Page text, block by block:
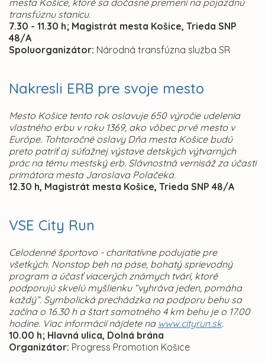
mesta Košice, ktoré sa dočasne premení na pojazdnú
transfúznu stanicu.
7.30 - 11.30 h; Magistrát mesta Košice, Trieda SNP
48/A
Spoluorganizátor: Národná transfúzna služba SR
Nakresli ERB pre svoje mesto
Mesto Košice tento rok oslavuje 650 výročie udelenia
vlastného erbu v roku 1369, ako vôbec prvé mesto v
Európe. Tohtoročné oslavy Dňa mesta Košice budú
preto patriť aj súťažnej výstave detských výtvarných
prác na tému mestský erb. Slávnostná vernisáž za účasti
primátora mesta Jaroslava Polačeka.
12.30 h, Magistrát mesta Košice, Trieda SNP 48/A
VSE City Run
Celodenné športovo - charitatívne podujatie pre
všetkých. Nonstop beh na páse, bohatý sprievodný
program a účasť viacerých známych tvárí, ktoré
podporujú skvelú myšlienku “vyhráva jeden, pomáha
každý”. Symbolická prechádzka na podporu behu sa
začína o 16.30 h a štart samotného 4 km behu je o 17.00
hodine. Viac informácií nájdete na www.cityrun.sk.
10.00 h; Hlavná ulica, Dolná brána
Organizátor: Progress Promotion Košice